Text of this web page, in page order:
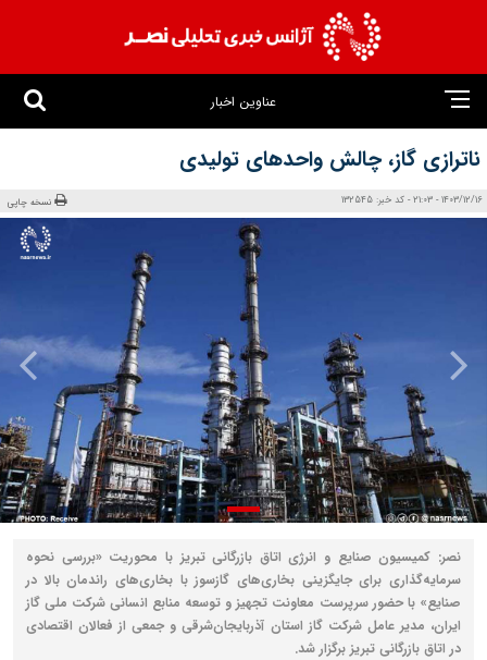
عناوین اخبار
ناترازی گاز، چالش واحدهای تولیدی
1403/12/16 - 21:03 - کد خبر: 132545 نسخه چاپی
نصر: کمیسیون ‌صنایع و انرژی اتاق بازرگانی تبریز با محوریت «بررسی نحوه
سرمایه‌گذاری برای جایگزینی بخاری‌های گازسوز با بخاری‌های راندمان بالا در
صنایع» با حضور سرپرست معاونت تجهیز و توسعه منابع انسانی شرکت ملی گاز
ایران، مدیر عامل شرکت گاز استان آذربایجان‌شرقی و جمعی از فعالان اقتصادی
در اتاق بازرگانی تبریز برگزار شد.